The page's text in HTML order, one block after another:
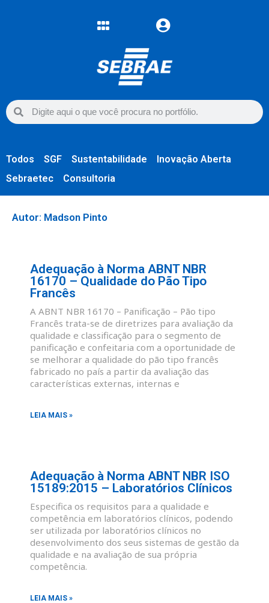
Todos SGF Sustentabilidade
Inovação Aberta
Sebraetec
Consultoria
Autor: Madson Pinto
Adequação à Norma ABNT NBR
16170 – Qualidade do Pão Tipo
Francês
A ABNT NBR 16170 – Panificação – Pão tipo
Francês trata-se de diretrizes para avaliação da
qualidade e classificação para o segmento de
panificação e confeitaria com a oportunidade de
se melhorar a qualidade do pão tipo francês
fabricado no país a partir da avaliação das
características externas, internas e
LEIA MAIS »
Adequação à Norma ABNT NBR ISO
15189:2015 – Laboratórios Clínicos
Especifica os requisitos para a qualidade e
competência em laboratórios clínicos, podendo
ser utilizada por laboratórios clínicos no
desenvolvimento dos seus sistemas de gestão da
qualidade e na avaliação de sua própria
competência.
LEIA MAIS »